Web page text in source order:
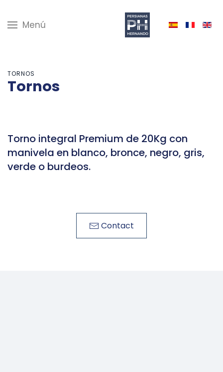
Menú
TORNOS
Tornos
Torno integral Premium de 20Kg con
manivela en blanco, bronce, negro, gris,
verde o burdeos.
Contact